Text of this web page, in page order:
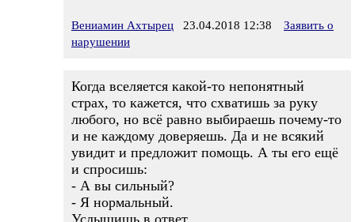
Вениамин Ахтырец 23.04.2018 12:38
Заявить о
нарушении
Когда вселяется какой-то непонятный
страх, то кажется, что схватишь за руку
любого, но всё равно выбираешь почему-то
и не каждому доверяешь. Да и не всякий
увидит и предложит помощь. А ты его ещё
и спросишь:
- А вы сильный?
- Я нормальный.
Услышишь в ответ.